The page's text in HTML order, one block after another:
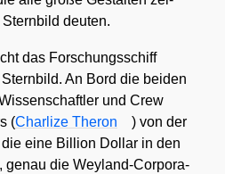
deu­ten.
das For­schungs­schiff
An Bord die bei­den
und Crew
(Char­li­ze The­ron
) von der
eine Bil­li­on Dol­lar in den
genau die Wey­land-Cor­po­ra­